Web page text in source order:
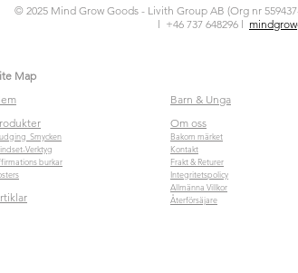
© 2025 Mind Grow Goods - Livith Group AB (Org nr
l +46 737 648296 l
Map
Smycken
Verktyg
burkar
Barn & Unga
Om oss
Bakom märket
Kontakt
Frakt & Returer
Integritetspolicy
Allmänna Villkor
Återförsäjare